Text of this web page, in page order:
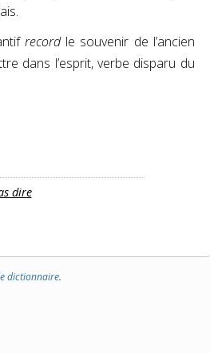
recordle souvenir de l’ancien
dans l’esprit, verbe disparu du
dire
dictionnaire.